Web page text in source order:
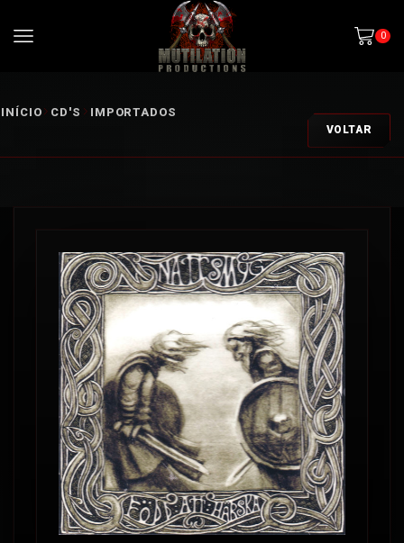
0
INÍCIO CD'S IMPORTADOS
VOLTAR